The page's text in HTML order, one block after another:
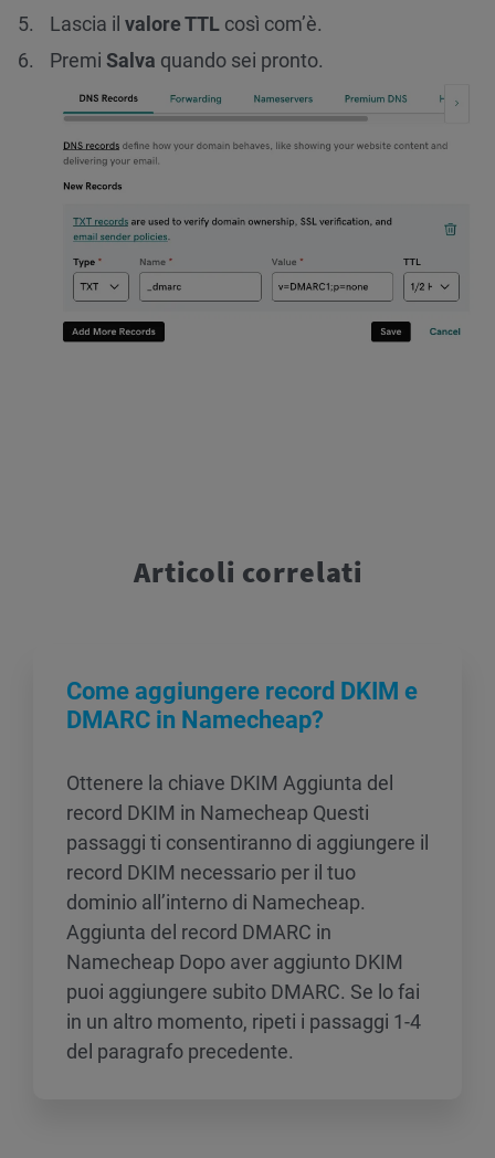
Lascia il valore TTL così com’è.
Premi Salva quando sei pronto.
Articoli correlati
Come aggiungere record DKIM e
DMARC in Namecheap?
Ottenere la chiave DKIM Aggiunta del
record DKIM in Namecheap Questi
passaggi ti consentiranno di aggiungere il
record DKIM necessario per il tuo
dominio all’interno di Namecheap.
Aggiunta del record DMARC in
Namecheap Dopo aver aggiunto DKIM
puoi aggiungere subito DMARC. Se lo fai
in un altro momento, ripeti i passaggi 1-4
del paragrafo precedente.